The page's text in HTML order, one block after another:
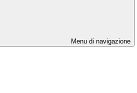
Menu di navigazione